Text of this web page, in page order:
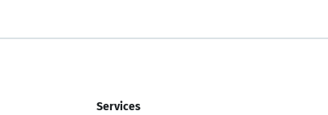
Services